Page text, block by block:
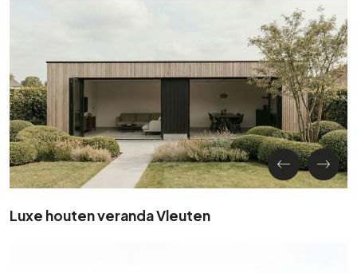
Luxe houten veranda Vleuten